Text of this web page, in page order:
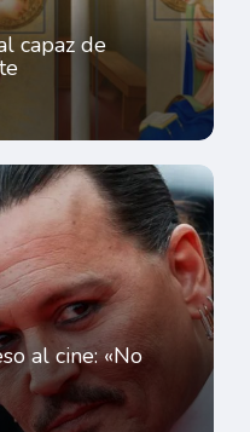
capaz de
al cine: «No